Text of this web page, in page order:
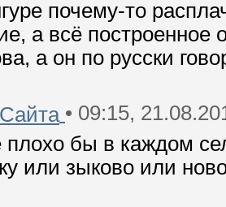
почему-то
а всё построенное
а он по русски
• 09:15,
плохо бы в каждом
или зыково или